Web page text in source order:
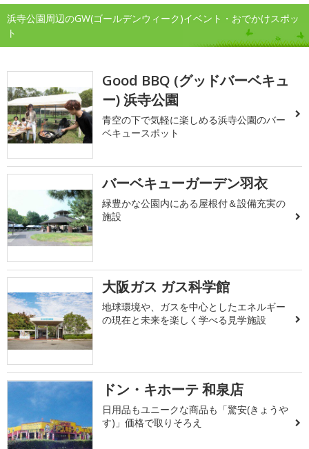
浜寺公園周辺のGW(ゴールデンウィーク)イベント・おでかけスポッ
ト
Good BBQ (グッドバーベキュ
ー) 浜寺公園
青空の下で気軽に楽しめる浜寺公園のバー
ベキュースポット
バーベキューガーデン羽衣
緑豊かな公園内にある屋根付＆設備充実の
施設
大阪ガス ガス科学館
地球環境や、ガスを中心としたエネルギー
の現在と未来を楽しく学べる見学施設
ドン・キホーテ 和泉店
日用品もユニークな商品も「驚安(きょうや
す)」価格で取りそろえ